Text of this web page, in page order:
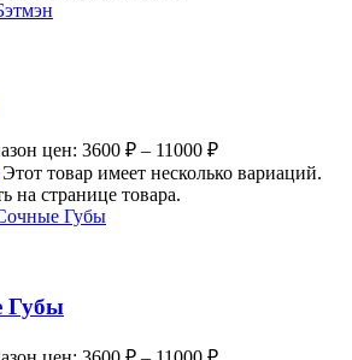
цен: 3600 ₽ – 11000 ₽
Этот товар имеет несколько вариаций.
странице товара.
Губы